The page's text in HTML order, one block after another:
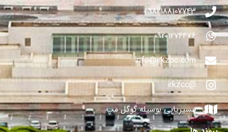
982188107743+
09201274476
info@irkzbc.com
@irkzcc
مسیریابی بوسیله گوگل مپ